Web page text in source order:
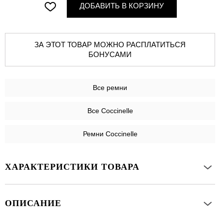
ДОБАВИТЬ В КОРЗИНУ
ЗА ЭТОТ ТОВАР МОЖНО РАСПЛАТИТЬСЯ
БОНУСАМИ
Все ремни
Все Coccinelle
Ремни Coccinelle
ХАРАКТЕРИСТИКИ ТОВАРА
ОПИСАНИЕ